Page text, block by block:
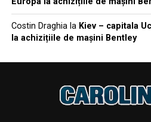
Costin Draghiala Kiev – capitala
la achizițiile de mașini Bentley